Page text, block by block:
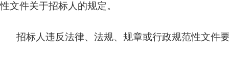
性文件关于招标人的规定。
招标人违反法律、法规、规章或行政规范性文件